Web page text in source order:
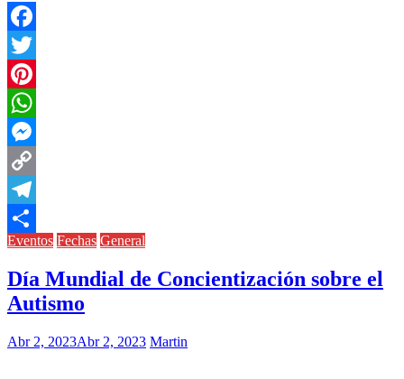
Facebook
Twitter
Pinterest
WhatsApp
Messenger
Copy
Link
Telegram
Compartir
Eventos Fechas General
Día Mundial de Concientización sobre el
Autismo
Abr 2, 2023Abr 2, 2023 Martin